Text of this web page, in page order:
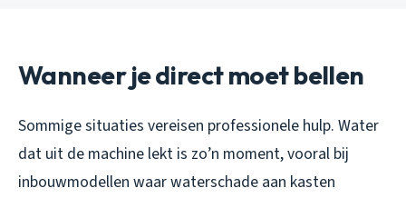
Wanneer je direct moet bellen
Sommige situaties vereisen professionele hulp. Water
dat uit de machine lekt is zo’n moment, vooral bij
inbouwmodellen waar waterschade aan kasten